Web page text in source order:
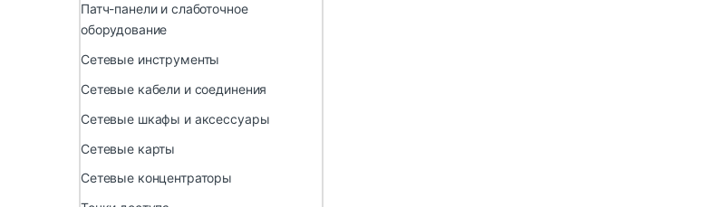
Патч-панели и слаботочное
оборудование
Сетевые инструменты
Сетевые кабели и соединения
Сетевые шкафы и аксессуары
Сетевые карты
Сетевые концентраторы